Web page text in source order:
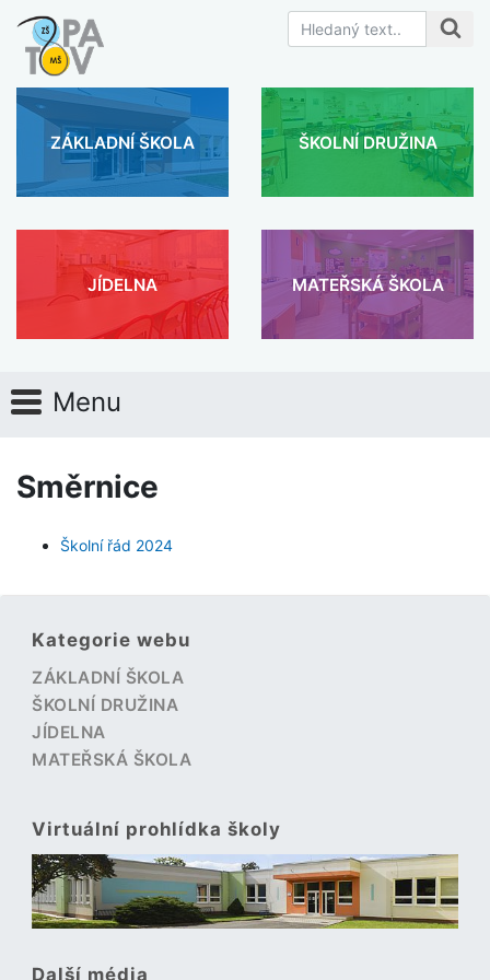
ZÁKLADNÍ ŠKOLA ŠKOLNÍ DRUŽINA
JÍDELNA MATEŘSKÁ ŠKOLA
Menu
Směrnice
Školní řád 2024
Kategorie webu
ZÁKLADNÍ ŠKOLA
ŠKOLNÍ DRUŽINA
JÍDELNA
MATEŘSKÁ ŠKOLA
Virtuální prohlídka školy
Další média